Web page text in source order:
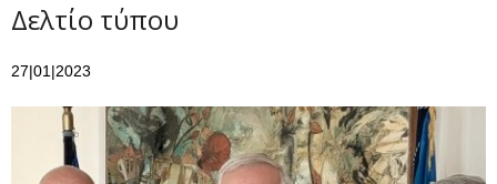
Δελτίο τύπου
27|01|2023